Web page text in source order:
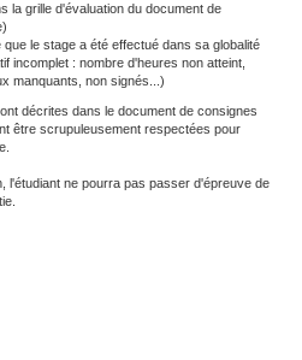
la grille d'évaluation du document de
le stage a été effectué dans sa globalité
incomplet : nombre d'heures non atteint,
manquants, non signés...)
décrites dans le document de consignes
être scrupuleusement respectées pour
l'étudiant ne pourra pas passer d'épreuve de